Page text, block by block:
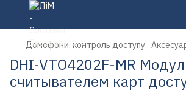
Домофони, контроль доступу
DHI-VTO4202F-MR
считывателем карт